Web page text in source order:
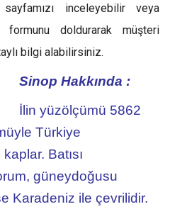
inceleyebilir veya
formunu doldurarak müşteri
bilgi alabilirsiniz.
Sinop Hakkında :
İlin yüzölçümü 5862
Türkiye
Batısı
güneydoğusu
Karadeniz ile çevrilidir.